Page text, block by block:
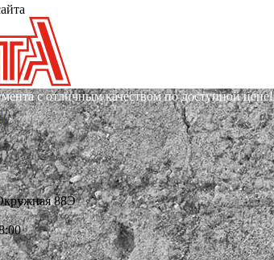
с отличным качеством по доступной цене!
88Э